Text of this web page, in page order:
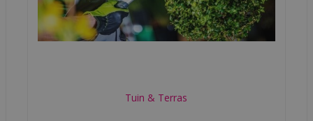
Tuin & Terras